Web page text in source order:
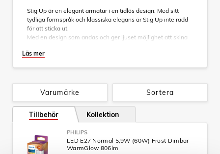
Stig Up är en elegant armatur i en tidlös design. Med sitt
tydliga formspråk och klassiska elegans är Stig Up inte rädd
för att sticka ut.
Med en design som andas och ger ljuset möjlighet att skina
känsla av trygghet och bjuder in till en nostalgisk känsla av
möjligheten att själv välja ljusstyrka och färgtemperatur och
för att ge dig den varma känslan av att komma hem.
Levereras utan ljuskälla.
Specifikationer
Läs mer
Sortera
Varumärke
Tillbehör Kollektion
PHILIPS
LED E27 Normal 5,9W (60W) Frost Dimbar
WarmGlow 806lm